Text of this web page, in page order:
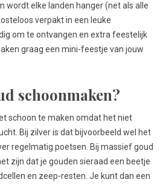
wordt elke landen hanger (net als alle
verpakt in een leuke
om te ontvangen en extra feestelijk
graag een mini-feestje van jouw
schoonmaken?
schoon te maken omdat het niet
Bij zilver is dat bijvoorbeeld wel het
regelmatig poetsen. Bij massief goud
zijn dat je gouden sieraad een beetje
en zeep-resten. Je kunt dan een